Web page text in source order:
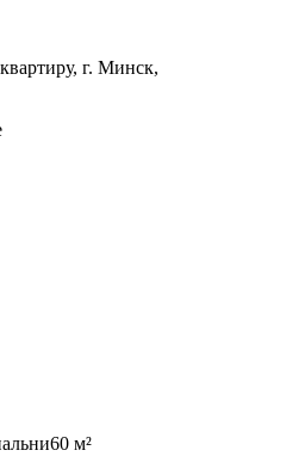
г. Минск,
60 м²